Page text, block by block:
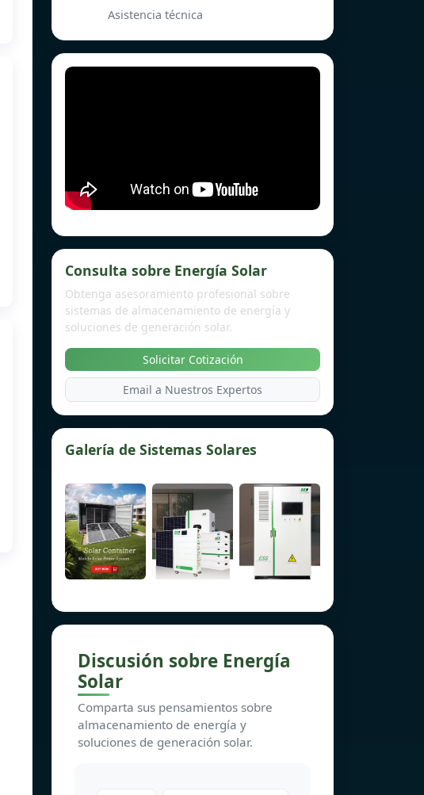
Asistencia técnica
Consulta sobre Energía Solar
Obtenga asesoramiento profesional sobre
sistemas de almacenamiento de energía y
soluciones de generación solar.
Solicitar Cotización
Email a Nuestros Expertos
Galería de Sistemas Solares
Discusión sobre Energía
Solar
Comparta sus pensamientos sobre
almacenamiento de energía y
soluciones de generación solar.